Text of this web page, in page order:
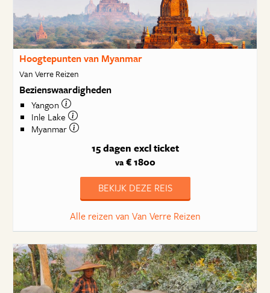
Hoogtepunten van Myanmar
Van Verre Reizen
Bezienswaardigheden
Yangon
Inle Lake
Myanmar
15 dagen excl ticket
va€ 1800
BEKIJK DEZE REIS
Alle reizen van Van Verre Reizen